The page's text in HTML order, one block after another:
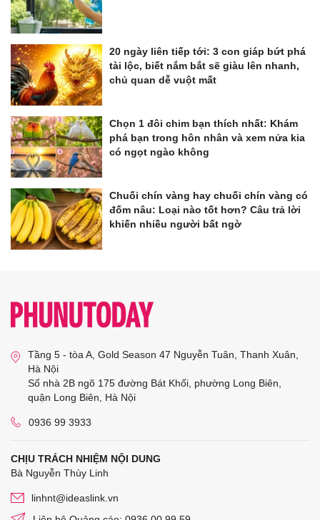
20 ngày liên tiếp tới: 3 con giáp bứt phá
tài lộc, biết nắm bắt sẽ giàu lên nhanh,
chủ quan dễ vuột mất
Chọn 1 đôi chim bạn thích nhất: Khám
phá bạn trong hôn nhân và xem nửa kia
có ngọt ngào không
Chuối chín vàng hay chuối chín vàng có
đốm nâu: Loại nào tốt hơn? Câu trả lời
khiến nhiều người bất ngờ
Tầng 5 - tòa A, Gold Season 47 Nguyễn Tuân, Thanh Xuân,
Hà Nội
Số nhà 2B ngõ 175 đường Bát Khối, phường Long Biên,
quận Long Biên, Hà Nội
0936 99 3933
CHỊU TRÁCH NHIỆM NỘI DUNG
Bà Nguyễn Thùy Linh
linhnt@ideaslink.vn